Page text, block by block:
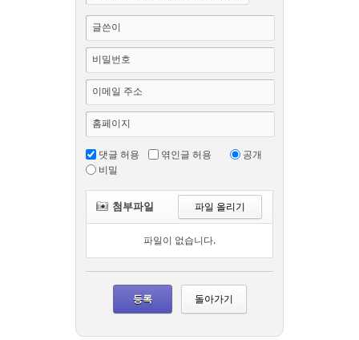
글쓴이
비밀번호
이메일 주소
홈페이지
댓글 허용 엮인글 허용
공개
비밀
첨부파일 파일 올리기
파일이 없습니다.
돌아가기